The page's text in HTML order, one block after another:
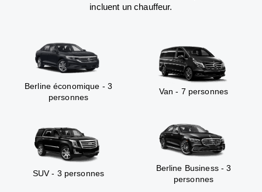
incluent un chauffeur.
Berline économique - 3
personnes
Van - 7 personnes
SUV - 3 personnes
Berline Business - 3
personnes